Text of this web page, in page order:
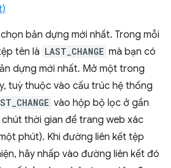
bản dựng mới nhất. Trong mỗi
tên là LAST_CHANGE mà bạn có
dựng mới nhất. Mở một trong
tuỳ thuộc vào cấu trúc hệ thống
vào hộp bộ lọc ở gần
thời gian để trang web xác
phút). Khi đường liên kết tệp
hãy nhấp vào đường liên kết đó